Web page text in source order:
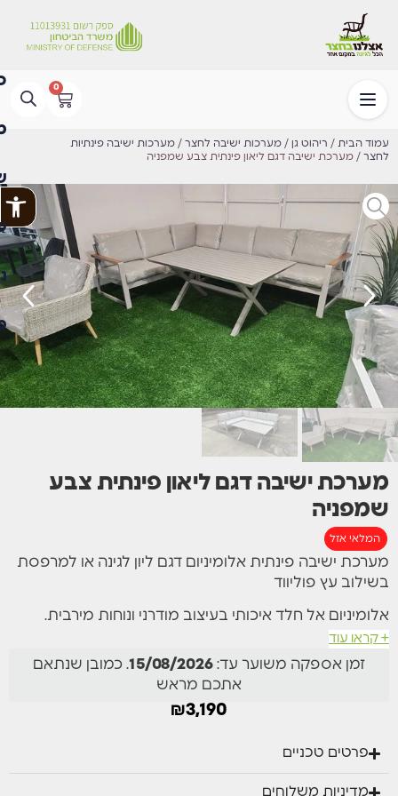
0
עמוד הבית / ריהוט גן / מערכות ישיבה לחצר / מערכות ישיבה פינתיות
לחצר / ⁦מערכת ישיבה דגם ליאון פינתית צבע שמפניה
⁦מערכת ישיבה דגם ליאון פינתית צבע
שמפניה
המלאי אזל
מערכת ישיבה פינתית אלומיניום דגם ליון לגינה או למרפסת
בשילוב עץ פוליווד
אלומיניום אל חלד איכותי בעיצוב מודרני ונוחות מירבית.
כריות עבות ונוחות, אפשרות להסרה לכביסה עם רוכסן.
פינתי : 216 ס"מ בצד אחד | 274 ס"מ בצד השני
שולחן – 140 סמ על 78.5 ס"מ גובה 68 ס"מ
+ קראו עוד
זמן אספקה משוער עד: 15/08/2026. כמובן שנתאם
אתכם מראש
₪3,190
פרטים טכניים
מדיניות משלוחים